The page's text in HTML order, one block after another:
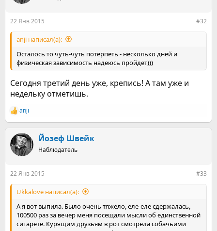
22 Янв 2015 #32
anji написал(а):
Осталось то чуть-чуть потерпеть - несколько дней и
физическая зависимость надеюсь пройдет)))
Сегодня третий день уже, крепись! А там уже и
недельку отметишь.
Р
е
к
ц
и
anji
Йозеф Швейк
Наблюдатель
22 Янв 2015 #33
Ukkalove написал(а):
А я вот выпила. Было очень тяжело, еле-еле сдержалась,
100500 раз за вечер меня посещали мысли об единственной
сигарете. Курящим друзьям в рот смотрела собачьими